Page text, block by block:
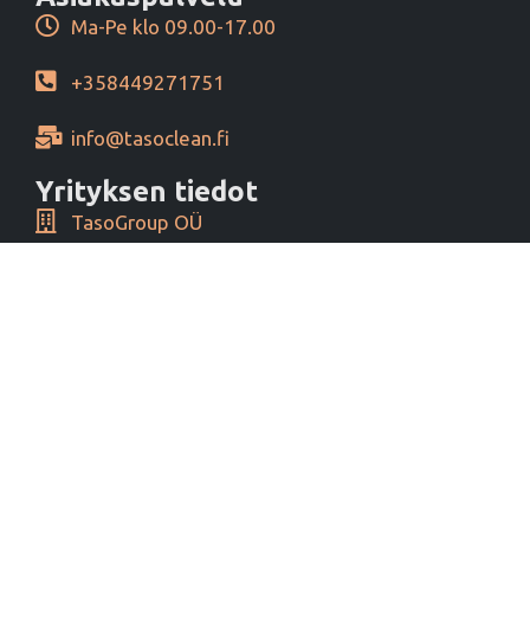
Ma-Pe klo 09.00-17.00
+358449271751
info@tasoclean.fi
Yrityksen tiedot
TasoGroup OÜ